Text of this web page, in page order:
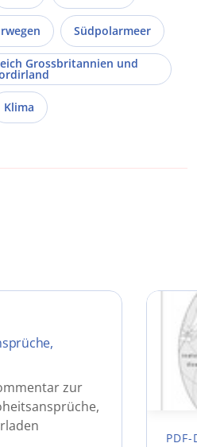
Südpolarmeer
Grossbritannien und
Klima
zur
PDF-